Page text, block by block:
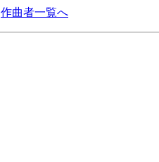
作曲者一覧へ